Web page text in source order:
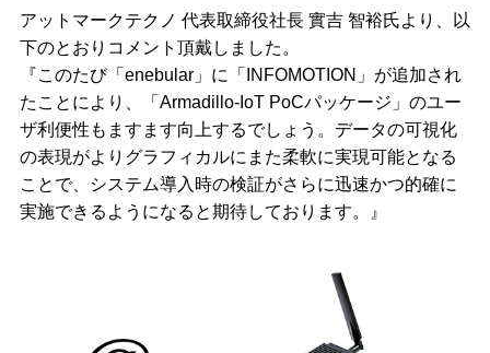
アットマークテクノ 代表取締役社長 實吉 智裕氏より、以
下のとおりコメント頂戴しました。
『このたび「enebular」に「INFOMOTION」が追加され
たことにより、「Armadillo-IoT PoCパッケージ」のユー
ザ利便性もますます向上するでしょう。データの可視化
の表現がよりグラフィカルにまた柔軟に実現可能となる
ことで、システム導入時の検証がさらに迅速かつ的確に
実施できるようになると期待しております。』